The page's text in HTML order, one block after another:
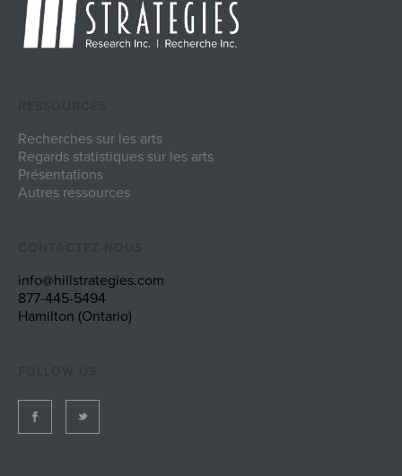
Recherches sur les arts
Regards statistiques sur les arts
Présentations
Autres ressources
info@hillstrategies.com
877-445-5494
Hamilton (Ontario)